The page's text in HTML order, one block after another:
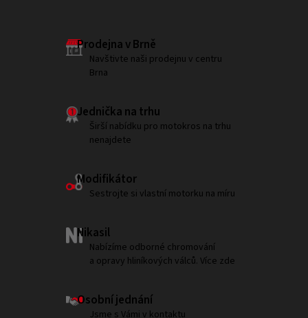
Prodejna v Brně
Navštivte naši prodejnu v centru
Brna
Jednička na trhu
Širší nabídku pro motokros na trhu
nenajdete
Modifikátor
Sestrojte si vlastní motorku na míru
Nikasil
Nabízíme odborné chromování
a opravy hliníkových válců. Více zde
Osobní jednání
Jsme s Vámi v kontaktu